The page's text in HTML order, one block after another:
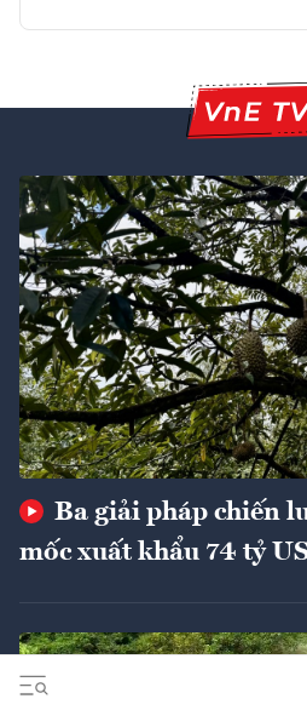
Ba giải pháp chiến
mốc xuất khẩu 74 tỷ